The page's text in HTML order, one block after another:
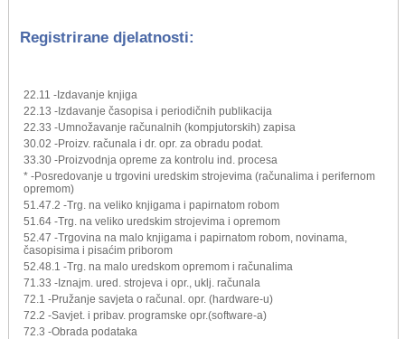
Registrirane djelatnosti:
22.11 -Izdavanje knjiga
22.13 -Izdavanje časopisa i periodičnih publikacija
22.33 -Umnožavanje računalnih (kompjutorskih) zapisa
30.02 -Proizv. računala i dr. opr. za obradu podat.
33.30 -Proizvodnja opreme za kontrolu ind. procesa
* -Posredovanje u trgovini uredskim strojevima (računalima i perifernom
opremom)
51.47.2 -Trg. na veliko knjigama i papirnatom robom
51.64 -Trg. na veliko uredskim strojevima i opremom
52.47 -Trgovina na malo knjigama i papirnatom robom, novinama,
časopisima i pisaćim priborom
52.48.1 -Trg. na malo uredskom opremom i računalima
71.33 -Iznajm. ured. strojeva i opr., uklj. računala
72.1 -Pružanje savjeta o računal. opr. (hardware-u)
72.2 -Savjet. i pribav. programske opr.(software-a)
72.3 -Obrada podataka